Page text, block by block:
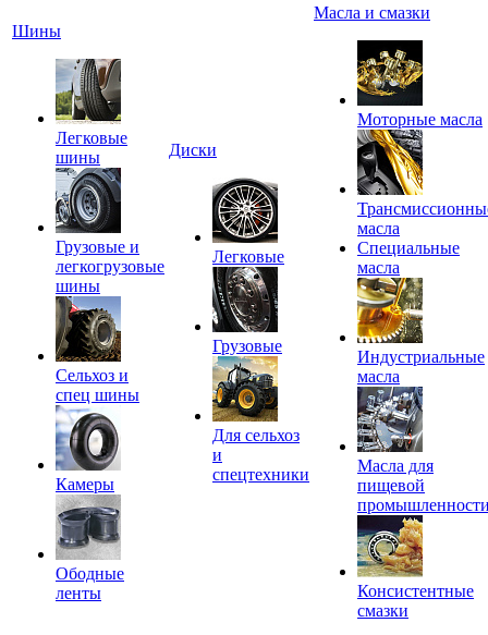
Шины
Легковые
шины
Грузовые и
легкогрузовые
шины
Сельхоз и
спец шины
Камеры
Ободные
ленты
Диски
Легковые
Грузовые
Для сельхоз
и
спецтехники
Масла и смазки
Моторные масла
масла
Специальные
масла
Индустриальные
масла
Масла для
пищевой
Консистентные
смазки